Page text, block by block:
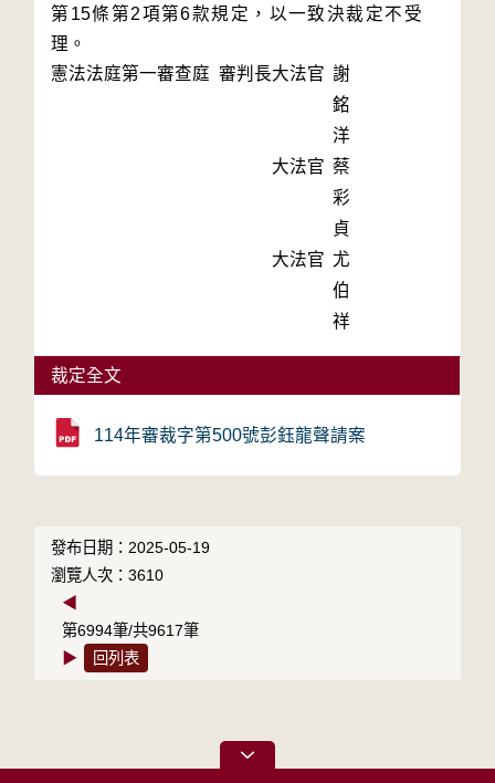
第15條第2項第6款規定，以一致決裁定不受
理。
憲法法庭第一審查庭 審判長大法官 謝
銘
洋
大法官 蔡
彩
貞
大法官 尤
伯
祥
裁定全文
114年審裁字第500號彭鈺龍聲請案
發布日期：2025-05-19
瀏覽人次：3610
◀
第6994筆/共9617筆
▶
回列表